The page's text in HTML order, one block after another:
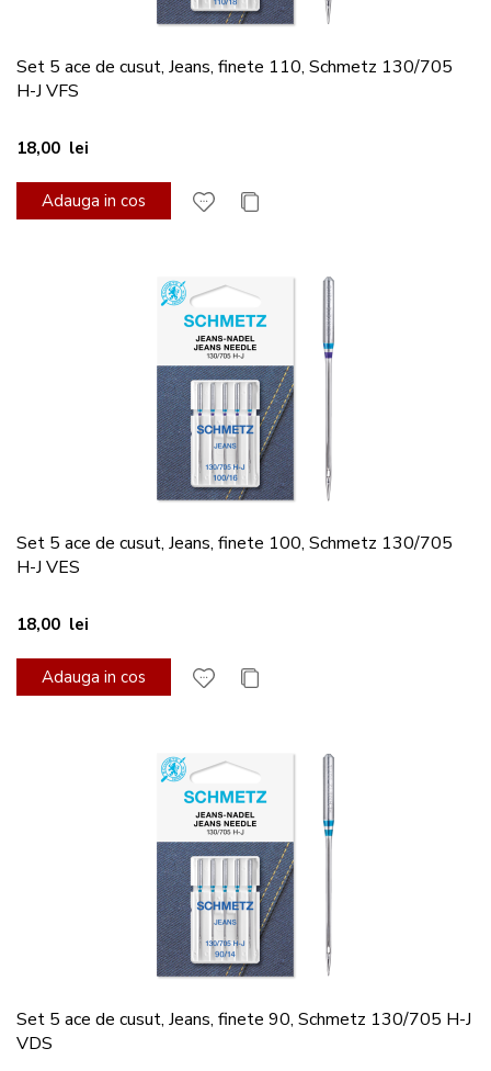
Set 5 ace de cusut, Jeans, finete 110, Schmetz 130/705
H-J VFS
18,00 lei
Adauga in cos
Set 5 ace de cusut, Jeans, finete 100, Schmetz 130/705
H-J VES
18,00 lei
Adauga in cos
Set 5 ace de cusut, Jeans, finete 90, Schmetz 130/705 H-J
VDS